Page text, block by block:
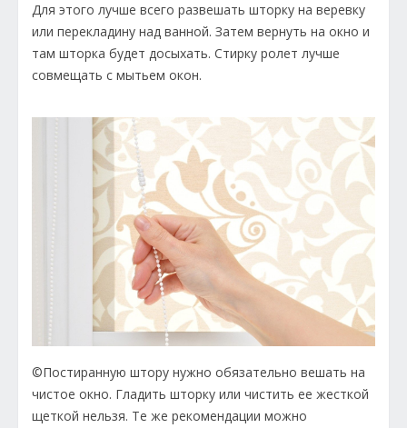
Для этого лучше всего развешать шторку на веревку
или перекладину над ванной. Затем вернуть на окно и
там шторка будет досыхать. Стирку ролет лучше
совмещать с мытьем окон.
©Постиранную штору нужно обязательно вешать на
чистое окно. Гладить шторку или чистить ее жесткой
щеткой нельзя. Те же рекомендации можно